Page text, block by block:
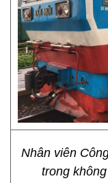
Nhân viên
trong